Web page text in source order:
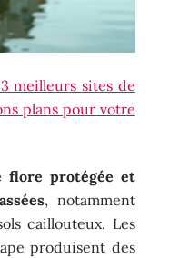
meilleurs sites de
plans pour votre
flore protégée et
, notamment
caillouteux. Les
produisent des